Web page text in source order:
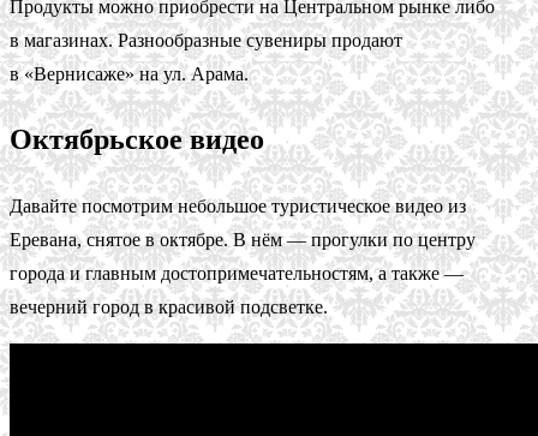
Продукты можно приобрести на Центральном рынке либо
в магазинах. Разнообразные сувениры продают
в «Вернисаже» на ул. Арама.
Октябрьское видео
Давайте посмотрим небольшое туристическое видео из
Еревана, снятое в октябре. В нём — прогулки по центру
города и главным достопримечательностям, а также —
вечерний город в красивой подсветке.